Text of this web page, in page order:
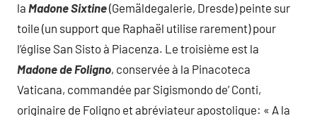
la Madone Sixtine(Gemäldegalerie, Dresde) peinte sur
toile (un support que Raphaël utilise rarement) pour
l’église San Sisto à Piacenza. Le troisième est la
Madone de Foligno, conservée à la Pinacoteca
Vaticana, commandée par Sigismondo de’ Conti,
originaire de Foligno et abréviateur apostolique: « A la